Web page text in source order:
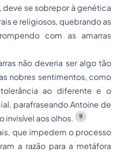
deve se sobrepor à genética
e religiosos, quebrando as
com as amarras
não deveria ser algo tão
nobres sentimentos, como
ao diferente e o
parafraseando Antoine de
invisível aos olhos.
9
que impedem o processo
a razão para a metáfora